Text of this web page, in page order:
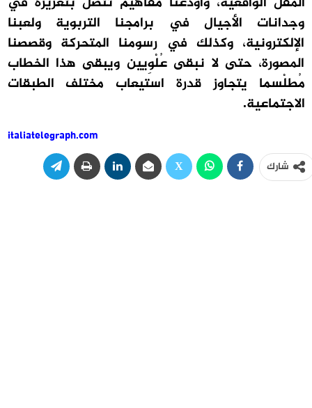
وجدانات الأجيال في برامجنا التربوية ولعبنا
الإلكترونية، وكذلك في رسومنا المتحركة وقصصنا
المصورة، حتى لا نبقى عُلْوِيين ويبقى هذا الخطاب
مُطلْسما يتجاوز قدرة استيعاب مختلف الطبقات
الاجتماعية.
italiatelegraph.com
شارك